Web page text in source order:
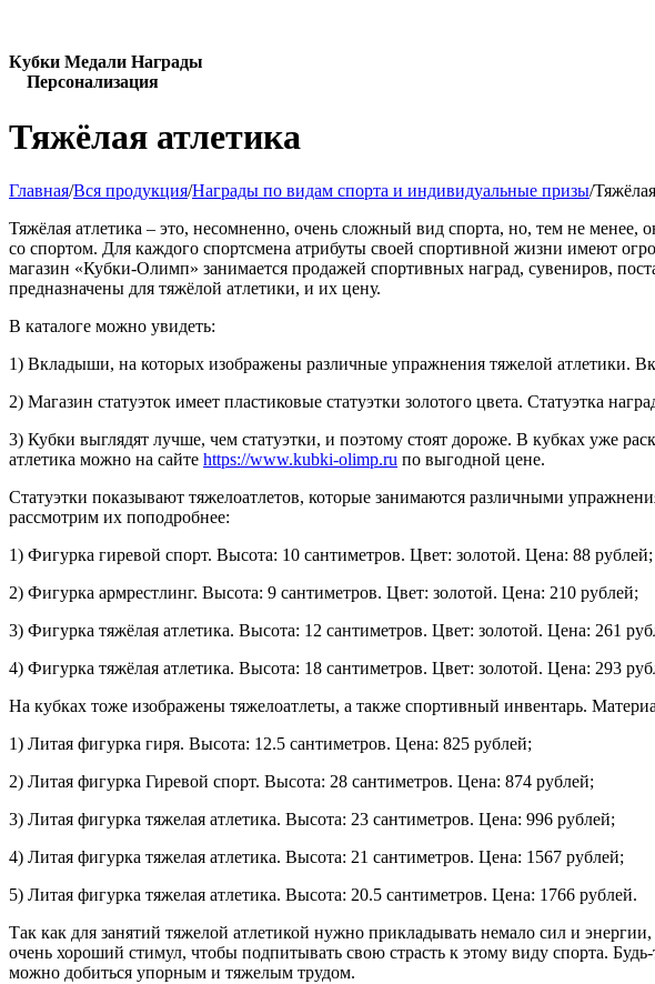
Кубки Медали Награды
Персонализация
Тяжёлая атлетика
Главная/Вся продукция/Награды по видам спорта и индивидуальные призы/
Тяжёлая атлетика – это, несомненно, очень сложный вид спорта, но, тем не менее,
со спортом. Для каждого спортсмена атрибуты своей спортивной жизни имеют
магазин «Кубки-Олимп» занимается продажей спортивных наград, сувениров,
предназначены для тяжёлой атлетики, и их цену.
В каталоге можно увидеть:
1) Вкладыши, на которых изображены различные упражнения тяжелой атлетики.
2) Магазин статуэток имеет пластиковые статуэтки золотого цвета. Статуэтка
3) Кубки выглядят лучше, чем статуэтки, и поэтому стоят дороже. В кубках уже
атлетика можно на сайте https://www.kubki-olimp.ru по выгодной цене.
Статуэтки показывают тяжелоатлетов, которые занимаются различными
рассмотрим их поподробнее:
1) Фигурка гиревой спорт. Высота: 10 сантиметров. Цвет: золотой. Цена: 88 рублей;
2) Фигурка армрестлинг. Высота: 9 сантиметров. Цвет: золотой. Цена: 210 рублей;
3) Фигурка тяжёлая атлетика. Высота: 12 сантиметров. Цвет: золотой. Цена: 261
4) Фигурка тяжёлая атлетика. Высота: 18 сантиметров. Цвет: золотой. Цена: 293
На кубках тоже изображены тяжелоатлеты, а также спортивный инвентарь.
1) Литая фигурка гиря. Высота: 12.5 сантиметров. Цена: 825 рублей;
2) Литая фигурка Гиревой спорт. Высота: 28 сантиметров. Цена: 874 рублей;
3) Литая фигурка тяжелая атлетика. Высота: 23 сантиметров. Цена: 996 рублей;
4) Литая фигурка тяжелая атлетика. Высота: 21 сантиметров. Цена: 1567 рублей;
5) Литая фигурка тяжелая атлетика. Высота: 20.5 сантиметров. Цена: 1766 рублей.
Так как для занятий тяжелой атлетикой нужно прикладывать немало сил и
очень хороший стимул, чтобы подпитывать свою страсть к этому виду спорта.
можно добиться упорным и тяжелым трудом.